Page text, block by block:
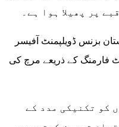
بزنس ڈویلپمنٹ آفیسر
فارمنگ کے ذریعے مرچ کی
کو تکنیکی مدد کے